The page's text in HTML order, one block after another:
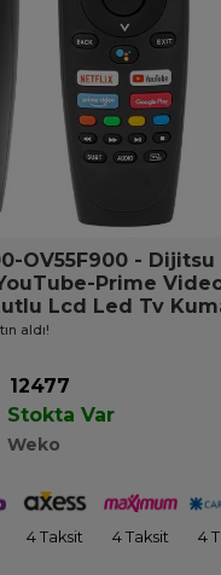
OV55F900 - Dijitsu
Prime
Lcd Led Tv
aldı!
12477
Stokta Var
Weko
4 Taksit 4 Taksit 4